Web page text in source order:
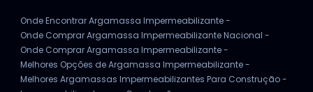
Onde Encontrar Argamassa Impermeabilizante -
Onde Comprar Argamassa Impermeabilizante Nacional -
Onde Comprar Argamassa Impermeabilizante -
Melhores Opções de Argamassa Impermeabilizante -
Melhores Argamassas Impermeabilizantes Para Construção -